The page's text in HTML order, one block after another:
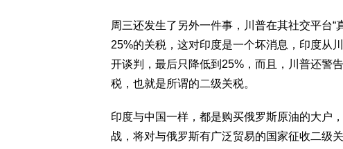
周三还发生了另外一件事，川普在其社交平台
25%的关税，这对印度是一个坏消息，印度从
开谈判，最后只降低到25%，而且，川普还警
税，也就是所谓的二级关税。
印度与中国一样，都是购买俄罗斯原油的大户
战，将对与俄罗斯有广泛贸易的国家征收二级